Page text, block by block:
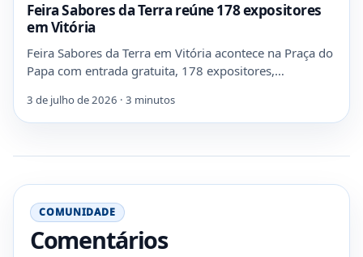
Feira Sabores da Terra reúne 178 expositores
em Vitória
Feira Sabores da Terra em Vitória acontece na Praça do
Papa com entrada gratuita, 178 expositores,…
3 de julho de 2026 · 3 minutos
COMUNIDADE
Comentários